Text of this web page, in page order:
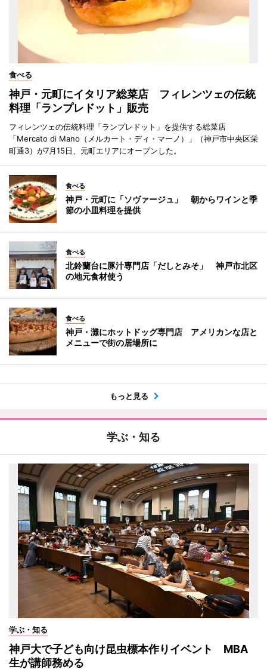
食べる
神戸・元町にイタリア総菜店 フィレンツェの伝統
料理「ランプレドット」販売
フィレンツェの伝統料理「ランプレドット」を提供する総菜店
「Mercato di Mano（メルカート・ディ・マーノ）」（神戸市中央区栄
町通3）が7月15日、元町エリアにオープンした。
食べる
神戸・元町に「ソヴァージュ」 朝からワインと季
節の小皿料理を提供
食べる
北鈴蘭台に豚汁専門店「だしとみそ」 神戸市北区
の地元食材使う
食べる
神戸・灘にホットドッグ専門店 アメリカンな店と
メニューで街の居場所に
もっと見る
学ぶ・知る
学ぶ・知る
神戸大で子ども向け昆虫標本作りイベント MBA
生が講師務める